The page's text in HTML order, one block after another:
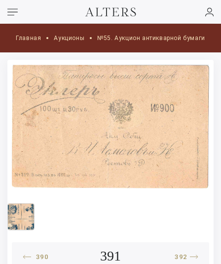
Главная Аукционы №55. Аукцион антикварной бумаги
390 391 392